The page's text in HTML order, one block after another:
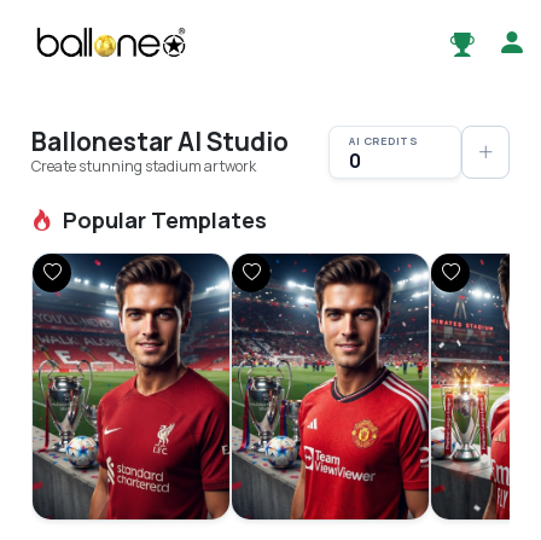
Ballonestar AI Studio
Create stunning stadium artwork
AI CREDITS
0
Popular Templates